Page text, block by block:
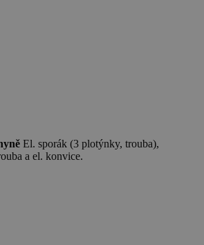
El. sporák (3 plotýnky, trouba),
a el. konvice.